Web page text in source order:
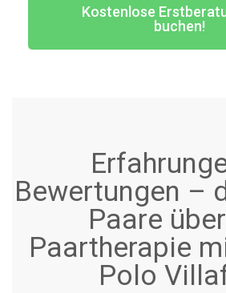
Kostenlose
buchen!
Bewertungen –
Paare
Paartherapie
Polo